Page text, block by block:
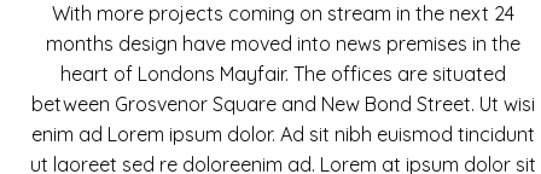
With more projects coming on stream in the next 24
months design have moved into news premises in the
heart of Londons Mayfair. The offices are situated
between Grosvenor Square and New Bond Street. Ut wisi
enim ad Lorem ipsum dolor. Ad sit nibh euismod tincidunt
ut laoreet sed re doloreenim ad. Lorem at ipsum dolor sit